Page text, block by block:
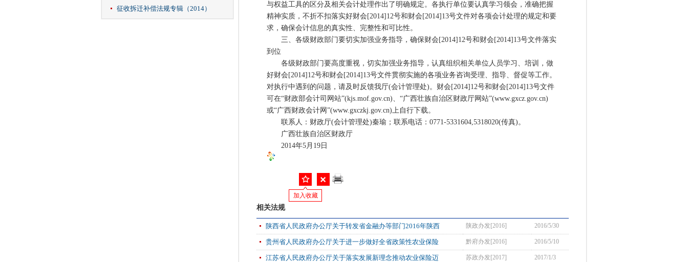
征收拆迁补偿法规专辑（2014）
与权益工具的区分及相关会计处理作出了明确规定。各执行单位要认真学习领会，准确把握
精神实质，不折不扣落实好财会[2014]12号和财会[2014]13号文件对各项会计处理的规定和要
求，确保会计信息的真实性、完整性和可比性。
三、各级财政部门要切实加强业务指导，确保财会[2014]12号和财会[2014]13号文件落实
到位
各级财政部门要高度重视，切实加强业务指导，认真组织相关单位人员学习、培训，做
好财会[2014]12号和财会[2014]13号文件贯彻实施的各项业务咨询受理、指导、督促等工作。
对执行中遇到的问题，请及时反馈我厅(会计管理处)。财会[2014]12号和财会[2014]13号文件
可在“财政部会计司网站”(kjs.mof.gov.cn)、“广西壮族自治区财政厅网站”(www.gxcz.gov.cn)
或“广西财政会计网”(www.gxczkj.gov.cn)上自行下载。
联系人：财政厅(会计管理处)秦瑜；联系电话：0771-5331604,5318020(传真)。
广西壮族自治区财政厅
2014年5月19日
加入收藏
相关法规
陕西省人民政府办公厅关于转发省金融办等部门2016年陕西 陕政办发[2016] 2016/5/30
贵州省人民政府办公厅关于进一步做好全省政策性农业保险 黔府办发[2016] 2016/5/10
江苏省人民政府办公厅关于落实发展新理念推动农业保险迈 苏政办发[2017] 2017/1/3